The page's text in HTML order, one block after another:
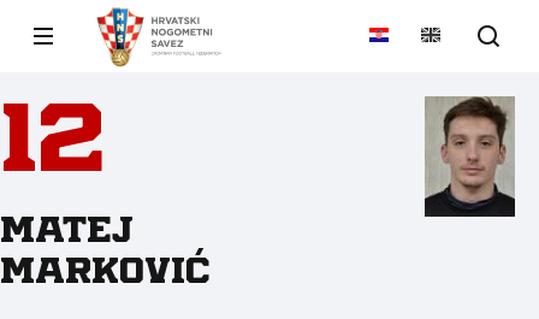
12
Matej
Marković